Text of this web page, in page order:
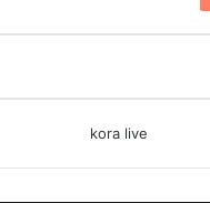
kora live